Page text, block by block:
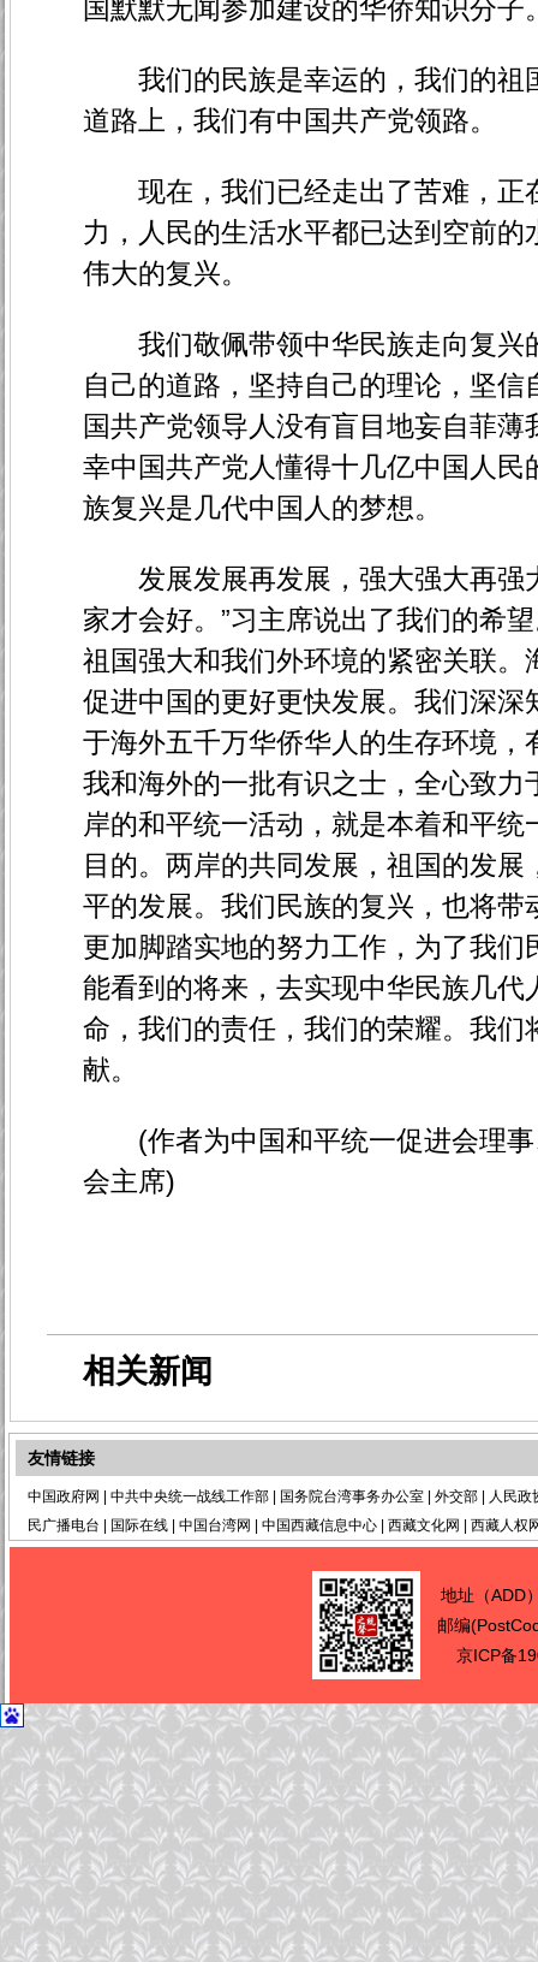
国默默无闻参加建设的华侨知识分子
我们的民族是幸运的，我们的祖
道路上，我们有中国共产党领路。
现在，我们已经走出了苦难，正
力，人民的生活水平都已达到空前
伟大的复兴。
我们敬佩带领中华民族走向复兴
自己的道路，坚持自己的理论，坚
国共产党领导人没有盲目地妄自菲
幸中国共产党人懂得十几亿中国人
族复兴是几代中国人的梦想。
发展发展再发展，强大强大再强
家才会好。”习主席说出了我们的希
祖国强大和我们外环境的紧密关联
促进中国的更好更快发展。我们深
于海外五千万华侨华人的生存环境
我和海外的一批有识之士，全心致
岸的和平统一活动，就是本着和平
目的。两岸的共同发展，祖国的发
平的发展。我们民族的复兴，也将
更加脚踏实地的努力工作，为了我
能看到的将来，去实现中华民族几
命，我们的责任，我们的荣耀。我们
献。
(作者为中国和平统一促进会理事
会主席)
相关新闻
友情链接
中国政府网 中共中央统一战线工作部 国务院台湾事务办公室 外交部
人民政
民广播电台
国际在线 中国台湾网 中国西藏信息中心 西藏文化网 西藏人权
地址（ADD
邮编
京ICP备